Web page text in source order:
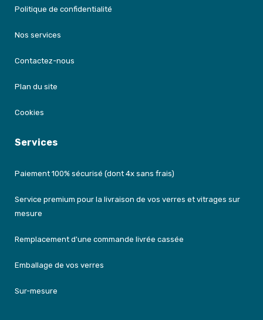
Politique de confidentialité
Nos services
Contactez-nous
Plan du site
Cookies
Services
Paiement 100% sécurisé (dont 4x sans frais)
Service premium pour la livraison de vos verres et vitrages sur
mesure
Remplacement d'une commande livrée cassée
Emballage de vos verres
Sur-mesure